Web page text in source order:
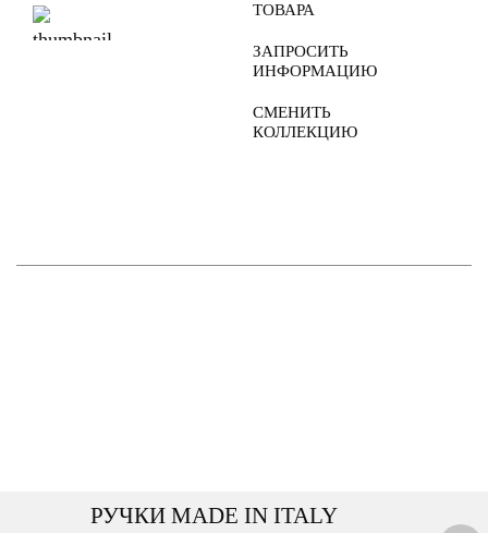
ТОВАРА
ЗАПРОСИТЬ
ИНФОРМАЦИЮ
СМЕНИТЬ
КОЛЛЕКЦИЮ
РУЧКИ MADE IN ITALY